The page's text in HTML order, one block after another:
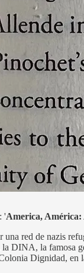
'America,
red de nazis
DINA, la famosa
Dignidad, en